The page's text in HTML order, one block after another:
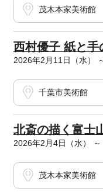
茂木本家美術館
西村優子 紙と手
2026年2月11日（水）
千葉市美術館
北斎の描く富士
2026年2月4日（水） ～
茂木本家美術館